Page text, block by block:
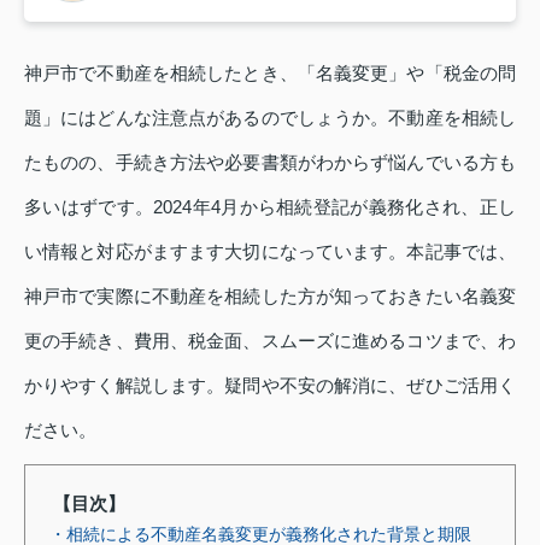
神戸市で不動産を相続したとき、「名義変更」や「税金の問
題」にはどんな注意点があるのでしょうか。不動産を相続し
たものの、手続き方法や必要書類がわからず悩んでいる方も
多いはずです。2024年4月から相続登記が義務化され、正し
い情報と対応がますます大切になっています。本記事では、
神戸市で実際に不動産を相続した方が知っておきたい名義変
更の手続き、費用、税金面、スムーズに進めるコツまで、わ
かりやすく解説します。疑問や不安の解消に、ぜひご活用く
ださい。
【目次】
・相続による不動産名義変更が義務化された背景と期限